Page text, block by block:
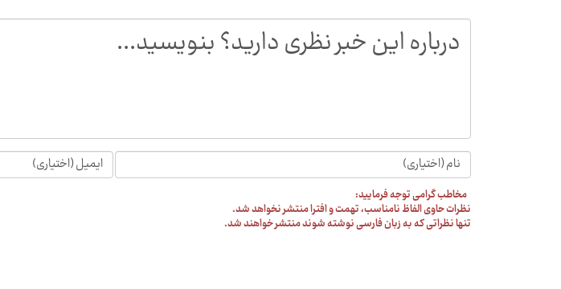
مخاطب گرامی توجه فرمایید:
نظرات حاوی الفاظ نامناسب، تهمت و افترا منتشر نخواهد شد.
تنها نظراتی که به زبان فارسی نوشته شوند منتشر خواهند شد.